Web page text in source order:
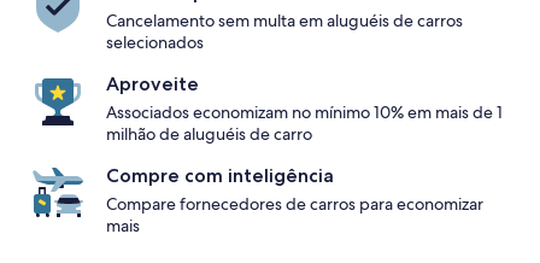
Cancelamento sem multa em aluguéis de carros
selecionados
Aproveite
Associados economizam no mínimo 10% em mais de 1
milhão de aluguéis de carro
Compre com inteligência
Compare fornecedores de carros para economizar
mais